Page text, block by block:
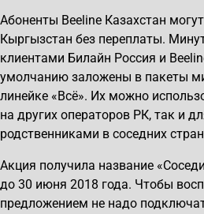
Абоненты Beeline Казахстан
Кыргызстан без переплаты.
клиентами Билайн Россия и
умолчанию заложены в пакеты
линейке «Всё». Их можно
на других операторов РК, так и
родственниками в соседних
Акция получила название
до 30 июня 2018 года. Чтобы
предложением не надо